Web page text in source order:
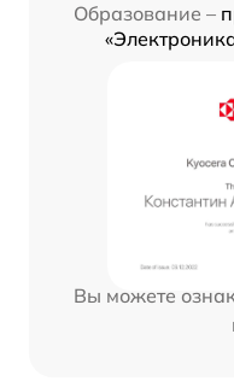
Образование –
Вы можете